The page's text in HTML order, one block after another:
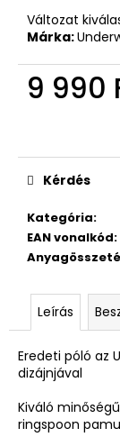
Változat
Márka:
9 990
Kategória:
EAN vonalkód:
Kérdés
Leírás
Eredeti póló az
dizájnjával
Kiváló
ringspoon